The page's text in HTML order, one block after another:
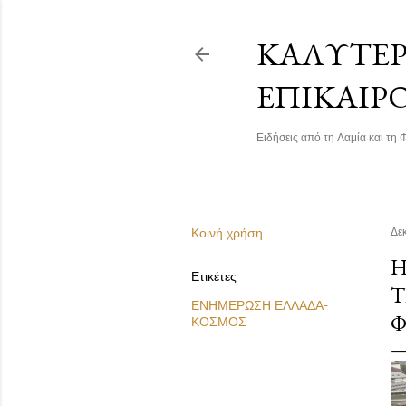
Ειδήσεις από τη Λαμία και τη
Κοινή χρήση
Ετικέτες
ΕΝΗΜΕΡΩΣΗ ΕΛΛΑΔΑ-
ΚΟΣΜΟΣ